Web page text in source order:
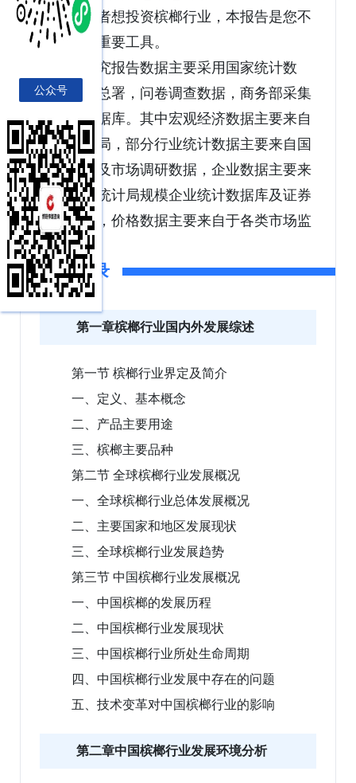
的了解或者想投资槟榔行业，本报告是您不
可或缺的重要工具。
本研究报告数据主要采用国家统计数
据，海关总署，问卷调查数据，商务部采集
数据等数据库。其中宏观经济数据主要来自
国家统计局，部分行业统计数据主要来自国
家统计局及市场调研数据，企业数据主要来
自于国家统计局规模企业统计数据库及证券
交易所等，价格数据主要来自于各类市场监
测数据库。
报告目录
第一章槟榔行业国内外发展综述
第一节 槟榔行业界定及简介
一、定义、基本概念
二、产品主要用途
三、槟榔主要品种
第二节 全球槟榔行业发展概况
一、全球槟榔行业总体发展概况
二、主要国家和地区发展现状
三、全球槟榔行业发展趋势
第三节 中国槟榔行业发展概况
一、中国槟榔的发展历程
二、中国槟榔行业发展现状
三、中国槟榔行业所处生命周期
四、中国槟榔行业发展中存在的问题
五、技术变革对中国槟榔行业的影响
第二章中国槟榔行业发展环境分析
公众号